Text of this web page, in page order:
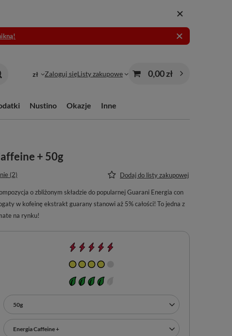
zł Zaloguj sięListy zakupowe 0,00 zł
Nustino Okazje Inne
+ 50g
(2) Dodaj do listy zakupowej
o zbliżonym składzie do popularnej Guarani Energia con
w kofeinę ekstrakt guarany stanowi aż 5% całości! To jedna z
na rynku!
50g
Energia Caffeine +